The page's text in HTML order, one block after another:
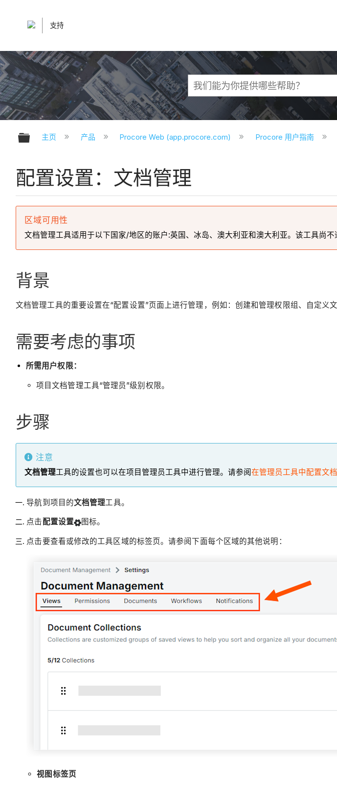
支持
扩展/隐缩全局层次
主页 产品 Procore Web (app.procore.com) Procore 用户指南
配置设置：文档管理
区域可用性
文档管理工具适用于以下国家/地区的账户:英国、冰岛、澳大利亚和澳大利亚。该工具尚
背景
文档管理工具的重要设置在“配置设置”页面上进行管理，例如：创建和管理权限组、自定义
需要考虑的事项
所需用户权限：
项目文档管理工具“管理员”级别权限。
步骤
注意
文档管理工具的设置也可以在项目管理员工具中进行管理。请参阅在管理员工具中配置文
导航到项目的文档管理工具。
点击配置设置 图标。
点击要查看或修改的工具区域的标签页。请参阅下面每个区域的其他说明：
视图标签页